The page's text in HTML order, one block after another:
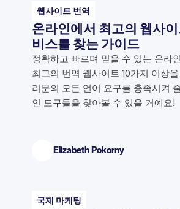
웹사이트 번역
온라인에서 최고의 웹사
비스를 찾는 가이드
정확하고 빠르며 믿을 수 있는 온라
최고의 번역 웹사이트 10가지 이상
러분의 모든 언어 요구를 충족시켜
인 도구들을 찾아볼 수 있을 거예요!
Elizabeth Pokorny
국제 마케팅